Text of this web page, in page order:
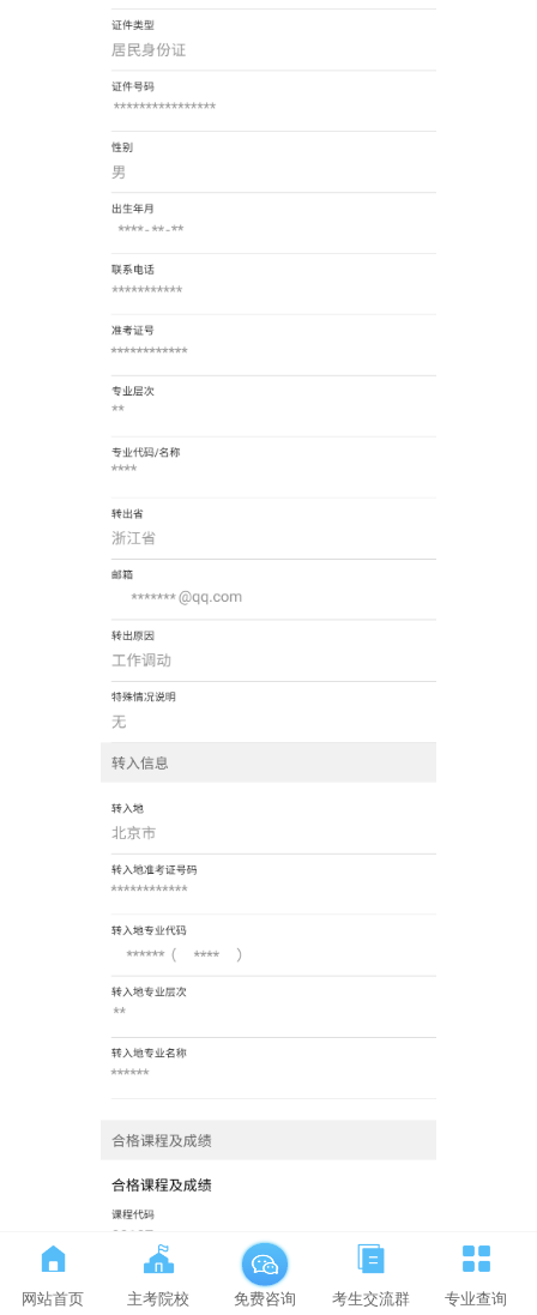
网站首页 主考院校 免费咨询 考生交流群 专业查询